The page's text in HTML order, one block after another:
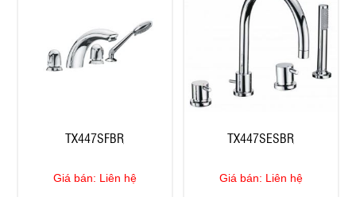
TX447SFBR
Giá bán: Liên hệ
TX447SESBR
Giá bán: Liên hệ